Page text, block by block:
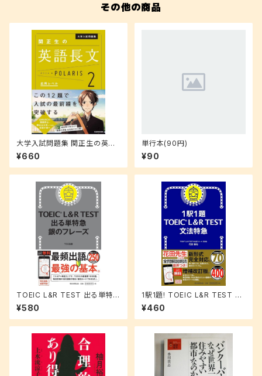
その他の商品
大学入試問題集 関正生の英語
長文ポラリス 2 (応用レベル)
¥660
単行本(90円)
¥90
TOEIC L&R TEST 出る単特急
銀のフレーズ
¥580
1駅1題! TOEIC L&R TEST 文
法特急
¥460